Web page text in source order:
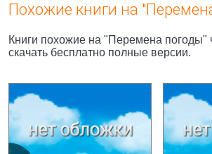
Похожие книги на
Книги похожие на "Перемена погоды"
скачать бесплатно полные версии.